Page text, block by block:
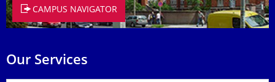
CAMPUS NAVIGATOR
Our Services